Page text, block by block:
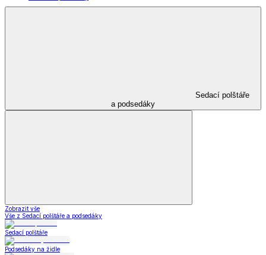
Sedací polštáře
a podsedáky
Zobrazit vše
Vše z Sedací polštáře a podsedáky
Sedací polštáře
Podsedáky na židle